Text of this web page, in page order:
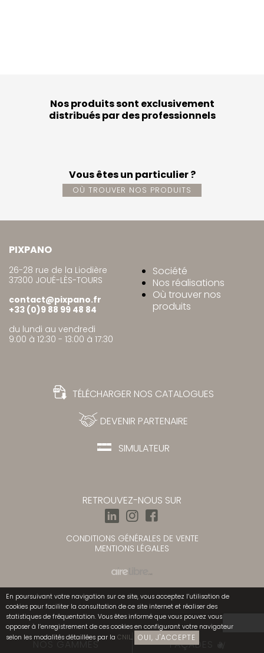
NOS GAMMES FAÇADES
Nos produits sont exclusivement
distribués par des professionnels
Vous êtes un particulier ?
OÙ TROUVER NOS PRODUITS
PIXPANO
26-28 rue de la Liodière
37300 JOUÉ-LÈS-TOURS
contact@pixpano.fr
+33 (0)9 88 99 48 84
du lundi au vendredi
9:00 à 12:30 - 13:00 à 17:30
Société
Nos réalisations
Où trouver nos
produits
TÉLÉCHARGER NOS CATALOGUES
DEVENIR PARTENAIRE
SIMULATEUR
RETROUVEZ-NOUS SUR
CONDITIONS GÉNÉRALES DE VENTE
MENTIONS LÉGALES
En poursuivant votre navigation sur ce site, vous acceptez l’utilisation de
cookies pour faciliter la consultation de ce site internet et réaliser des
statistiques de fréquentation. Vous êtes informé que vous pouvez vous
opposer à l’enregistrement de ces cookies en configurant votre navigateur
selon les modalités détaillées par la CNIL. OUI, J'ACCEPTE